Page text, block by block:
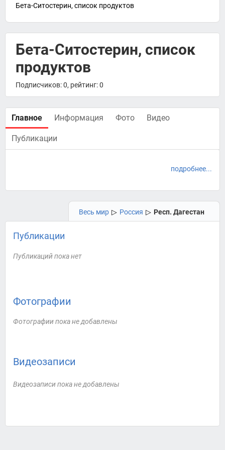
Бета-Ситостерин, список продуктов
Бета-Ситостерин, список
продуктов
Подписчиков: 0, рейтинг: 0
Главное Информация Фото Видео
Публикации
подробнее...
Весь мир ▷ Россия ▷ Респ. Дагестан
Публикации
Публикаций пока нет
Фотографии
Фотографии пока не добавлены
Видеозаписи
Видеозаписи пока не добавлены